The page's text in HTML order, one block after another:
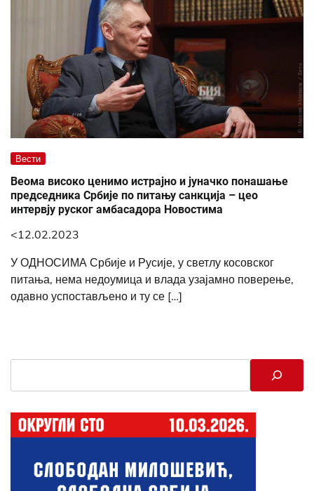
Вести
Веома високо ценимо истрајно и јуначко понашање
председника Србије по питању санкција – цео
интервју руског амбасадора Новостима
<12.02.2023
У ОДНОСИМА Србије и Русије, у светлу косовског
питања, нема недоумица и влада узајамно поверење,
одавно успостављено и ту се […]